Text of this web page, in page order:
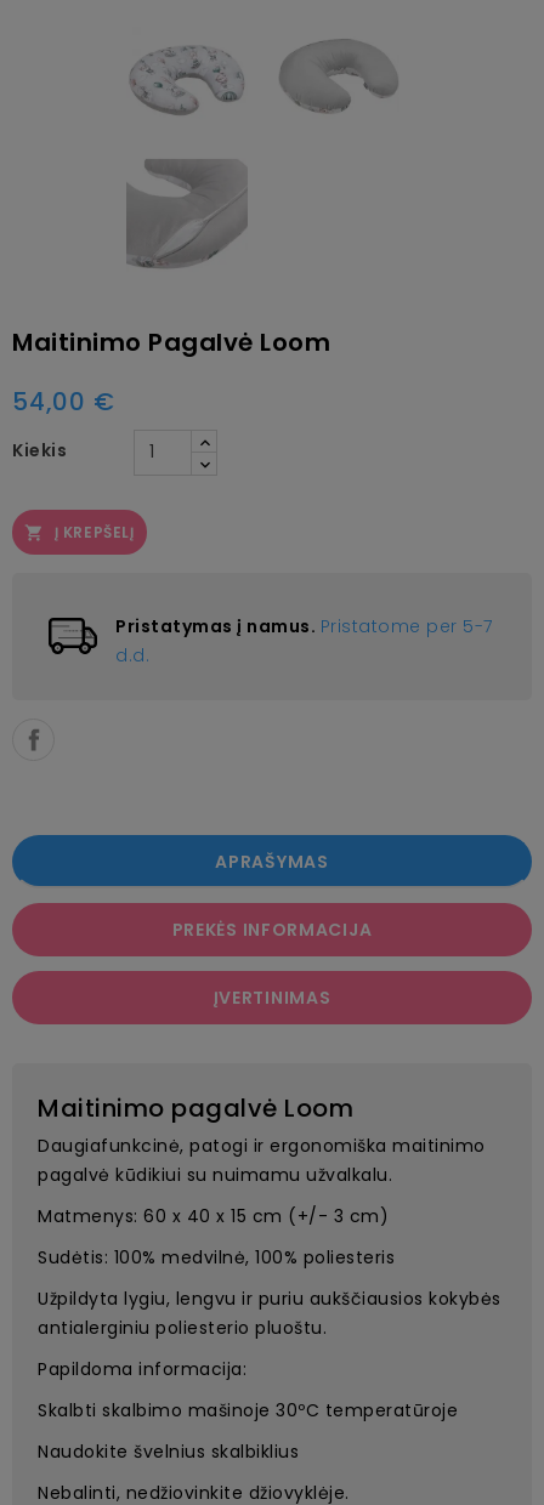
Maitinimo Pagalvė Loom
54,00 €
Kiekis
 Į KREPŠELĮ
Pristatymas į namus. Pristatome per 5-7
d.d.
APRAŠYMAS
PREKĖS INFORMACIJA
ĮVERTINIMAS
Maitinimo pagalvė Loom
Daugiafunkcinė, patogi ir ergonomiška maitinimo
pagalvė kūdikiui su nuimamu užvalkalu.
Matmenys: 60 x 40 x 15 cm (+/- 3 cm)
Sudėtis: 100% medvilnė, 100% poliesteris
Užpildyta lygiu, lengvu ir puriu aukščiausios kokybės
antialerginiu poliesterio pluoštu.
Papildoma informacija:
Skalbti skalbimo mašinoje 30ºC temperatūroje
Naudokite švelnius skalbiklius
Nebalinti, nedžiovinkite džiovyklėje.